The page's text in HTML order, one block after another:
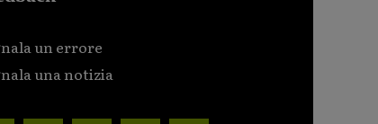
un errore
una notizia